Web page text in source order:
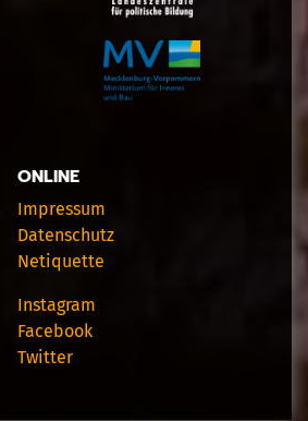
ONLINE
Impressum
Datenschutz
Netiquette
Instagram
Facebook
Twitter